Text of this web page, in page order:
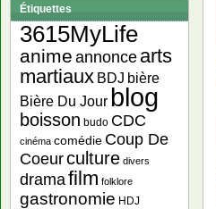
Étiquettes
3615MyLife
anime annonce arts
martiaux BDJ bière
Bière Du Jour blog
boisson budo CDC
cinéma comédie Coup De
Coeurculture divers
dramafilm folklore
gastronomie HDJ